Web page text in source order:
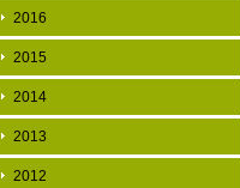
2016
2015
2014
2013
2012